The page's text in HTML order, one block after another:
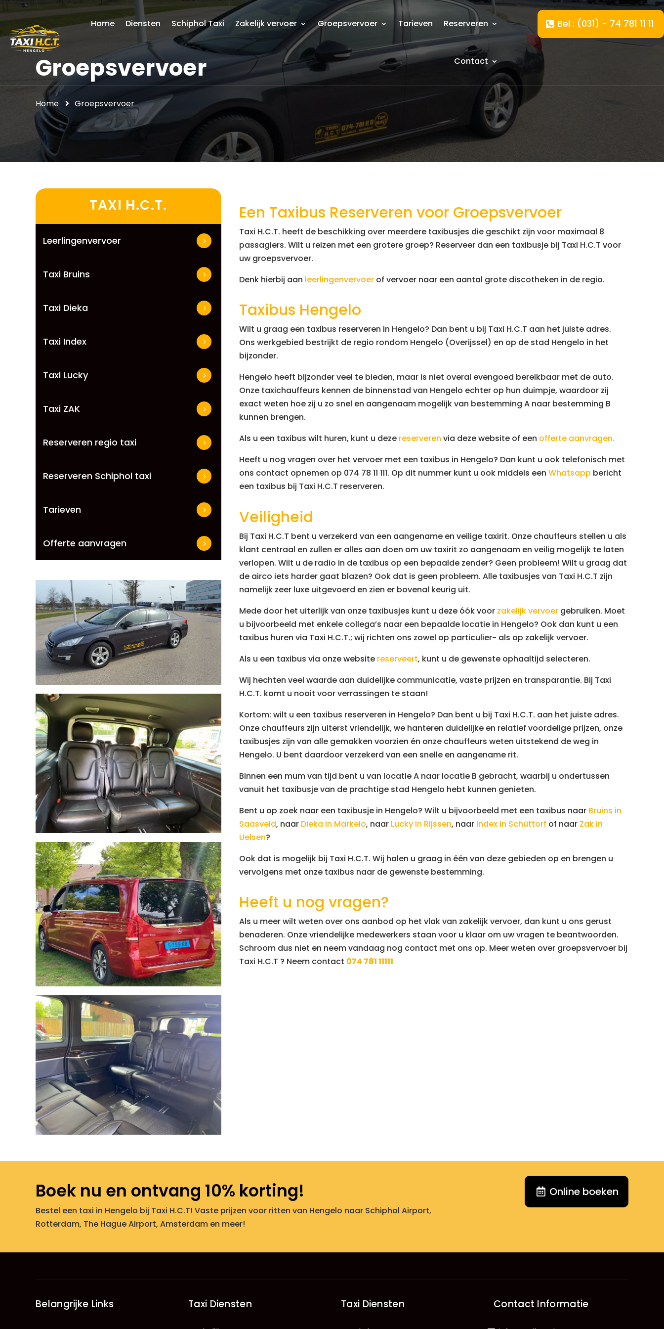
Home Diensten Schiphol Taxi Zakelijk vervoer Groepsvervoer Tarieven Reserveren
Contact
Bel : (031) - 74 781 11 11
Groepsvervoer
Home Groepsvervoer
TAXI H.C.T.
Leerlingenvervoer
Taxi Bruins
Taxi Dieka
Taxi Index
Taxi Lucky
Taxi ZAK
Reserveren regio taxi
Reserveren Schiphol taxi
Tarieven
Offerte aanvragen
Een Taxibus Reserveren voor Groepsvervoer
Taxi H.C.T. heeft de beschikking over meerdere taxibusjes die geschikt zijn voor maximaal 8
passagiers. Wilt u reizen met een grotere groep? Reserveer dan een taxibusje bij Taxi H.C.T voor
uw groepsvervoer.
Denk hierbij aan leerlingenvervoerof vervoer naar een aantal grote discotheken in de regio.
Taxibus Hengelo
Wilt u graag een taxibus reserveren in Hengelo? Dan bent u bij Taxi H.C.T aan het juiste adres.
Ons werkgebied bestrijkt de regio rondom Hengelo (Overijssel) en op de stad Hengelo in het
bijzonder.
Hengelo heeft bijzonder veel te bieden, maar is niet overal evengoed bereikbaar met de auto.
Onze taxichauffeurs kennen de binnenstad van Hengelo echter op hun duimpje, waardoor zij
exact weten hoe zij u zo snel en aangenaam mogelijk van bestemming A naar bestemming B
kunnen brengen.
Als u een taxibus wilt huren, kunt u deze reserveren via deze website of een offerte aanvragen.
Heeft u nog vragen over het vervoer met een taxibus in Hengelo? Dan kunt u ook telefonisch met
ons contact opnemen op 074 78 11 111. Op dit nummer kunt u ook middels een Whatsapp bericht
een taxibus bij Taxi H.C.T reserveren.
Veiligheid
Bij Taxi H.C.T bent u verzekerd van een aangename en veilige taxirit. Onze chauffeurs stellen u als
klant centraal en zullen er alles aan doen om uw taxirit zo aangenaam en veilig mogelijk te laten
verlopen. Wilt u de radio in de taxibus op een bepaalde zender? Geen probleem! Wilt u graag dat
de airco iets harder gaat blazen? Ook dat is geen probleem. Alle taxibusjes van Taxi H.C.T zijn
namelijk zeer luxe uitgevoerd en zien er bovenal keurig uit.
Mede door het uiterlijk van onze taxibusjes kunt u deze óók voor zakelijk vervoergebruiken. Moet
u bijvoorbeeld met enkele collega’s naar een bepaalde locatie in Hengelo? Ook dan kunt u een
taxibus huren via Taxi H.C.T.; wij richten ons zowel op particulier- als op zakelijk vervoer.
Als u een taxibus via onze website reserveert, kunt u de gewenste ophaaltijd selecteren.
Wij hechten veel waarde aan duidelijke communicatie, vaste prijzen en transparantie. Bij Taxi
H.C.T. komt u nooit voor verrassingen te staan!
Kortom: wilt u een taxibus reserveren in Hengelo? Dan bent u bij Taxi H.C.T. aan het juiste adres.
Onze chauffeurs zijn uiterst vriendelijk, we hanteren duidelijke en relatief voordelige prijzen, onze
taxibusjes zijn van alle gemakken voorzien én onze chauffeurs weten uitstekend de weg in
Hengelo. U bent daardoor verzekerd van een snelle en aangename rit.
Binnen een mum van tijd bent u van locatie A naar locatie B gebracht, waarbij u ondertussen
vanuit het taxibusje van de prachtige stad Hengelo hebt kunnen genieten.
Bent u op zoek naar een taxibusje in Hengelo? Wilt u bijvoorbeeld met een taxibus naar Bruins in
Saasveld, naar Dieka in Markelo, naar Lucky in Rijssen, naar Index in Schüttorf of naar Zak in
Uelsen?
Ook dat is mogelijk bij Taxi H.C.T. Wij halen u graag in één van deze gebieden op en brengen u
vervolgens met onze taxibus naar de gewenste bestemming.
Heeft u nog vragen?
Als u meer wilt weten over ons aanbod op het vlak van zakelijk vervoer, dan kunt u ons gerust
benaderen. Onze vriendelijke medewerkers staan voor u klaar om uw vragen te beantwoorden.
Schroom dus niet en neem vandaag nog contact met ons op. Meer weten over groepsvervoer bij
Taxi H.C.T ? Neem contact 074 781 11111
Boek nu en ontvang 10% korting!
Bestel een taxi in Hengelo bij Taxi H.C.T! Vaste prijzen voor ritten van Hengelo naar Schiphol Airport,
Rotterdam, The Hague Airport, Amsterdam en meer!
Online boeken
Belangrijke Links Taxi Diensten Taxi Diensten Contact Informatie